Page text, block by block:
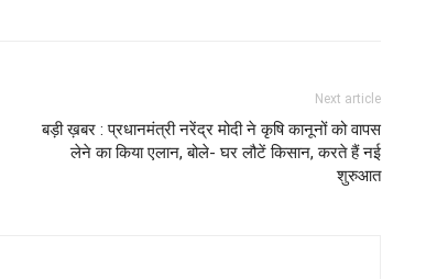
Next article
बड़ी ख़बर : प्रधानमंत्री नरेंद्र मोदी ने कृषि कानूनों को वापस
लेने का किया एलान, बोले- घर लौटें किसान, करते हैं नई
शुरुआत